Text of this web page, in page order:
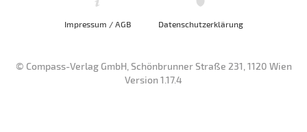
Impressum / AGB Datenschutzerklärung
© Compass-Verlag GmbH, Schönbrunner Straße 231, 1120 Wien
Version 1.17.4